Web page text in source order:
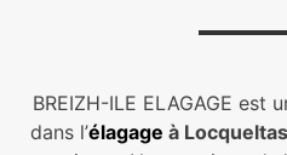
BREIZH-ILE ELAGAGE est
dans l’élagage à